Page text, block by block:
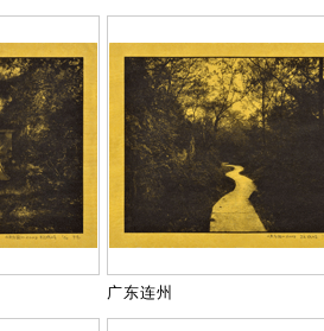
广东连州